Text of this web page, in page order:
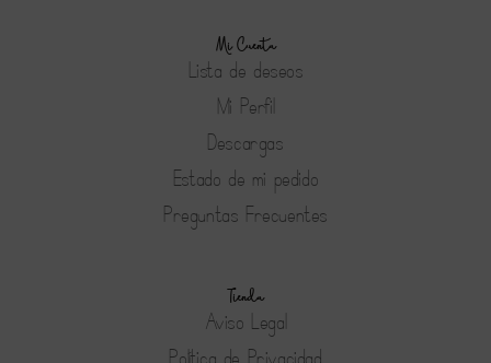
Mi Cuenta
Lista de deseos
Mi Perfil
Descargas
Estado de mi pedido
Preguntas Frecuentes
Tienda
Aviso Legal